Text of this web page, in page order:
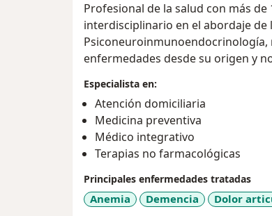
Profesional de la salud con más
interdisciplinario en el abordaje de
Psiconeuroinmunoendocrinología,
enfermedades desde su origen y
Especialista en:
Atención domiciliaria
Medicina preventiva
Médico integrativo
Terapias no farmacológicas
Principales enfermedades tratadas
Anemia Demencia Dolor